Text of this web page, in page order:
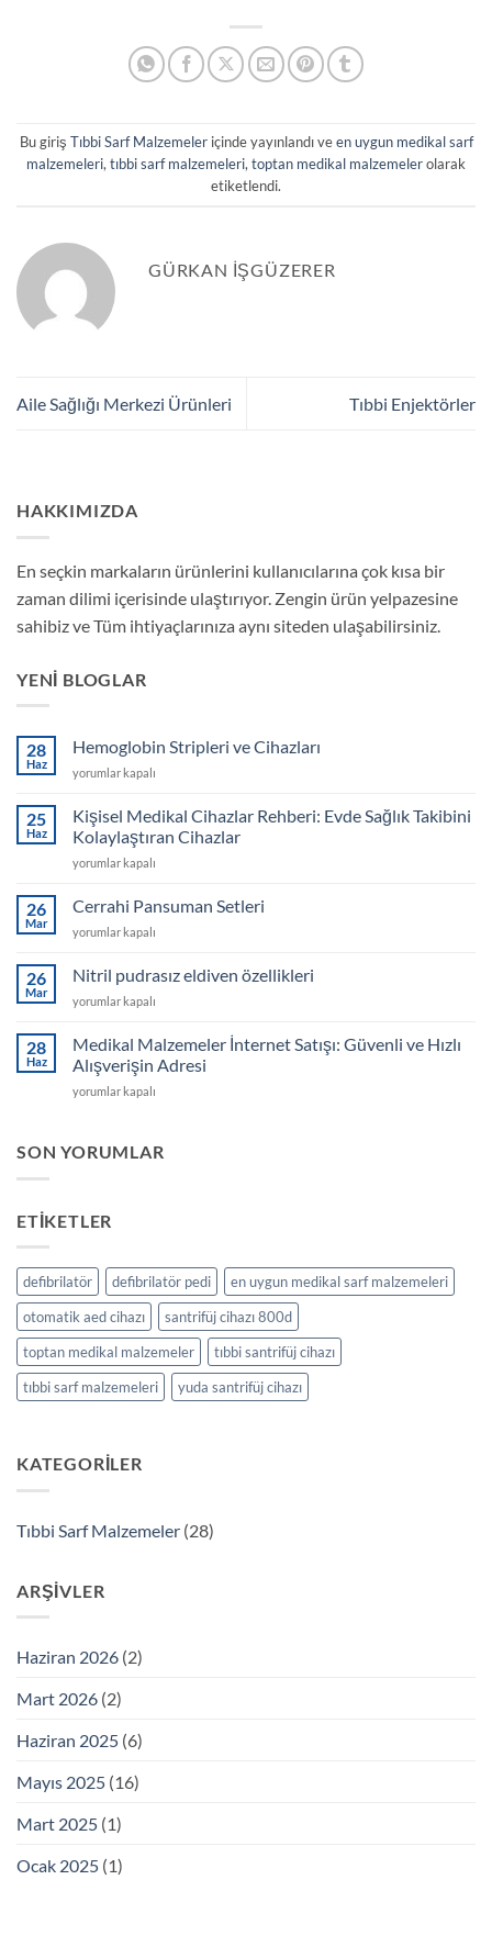
Bu giriş Tıbbi Sarf Malzemeleriçinde yayınlandı veen uygun medikal sarf
malzemeleri, tıbbi sarf malzemeleri, toptan medikal malzemelerolarak
etiketlendi.
GÜRKAN IŞGÜZERER
Aile Sağlığı Merkezi Ürünleri Tıbbi Enjektörler
HAKKIMIZDA
En seçkin markaların ürünlerini kullanıcılarına çok kısa bir
zaman dilimi içerisinde ulaştırıyor. Zengin ürün yelpazesine
sahibiz ve Tüm ihtiyaçlarınıza aynı siteden ulaşabilirsiniz.
YENI BLOGLAR
28
Haz
Hemoglobin Stripleri ve Cihazları
Hemoglobin
ve
Cihazları
için
yorumlar kapalı
25
Haz
Kişisel Medikal Cihazlar Rehberi: Evde Sağlık Takibini
Kolaylaştıran Cihazlar
Kişisel
Cihazlar
Evde
Takibini
Cihazlar
yorumlar kapalı
26
Mar
Cerrahi Pansuman Setleri
Cerrahi
Setleri
yorumlar kapalı
26
Mar
Nitril pudrasız eldiven özellikleri
Nitril
eldiven
için
yorumlar kapalı
28
Haz
Medikal Malzemeler İnternet Satışı: Güvenli ve Hızlı
Alışverişin Adresi
Medikal
Satışı:
Alışverişin
yorumlar kapalı
SON YORUMLAR
ETIKETLER
defibrilatör defibrilatör pedi
en uygun medikal sarf malzemeleri
otomatik aed cihazı
santrifüj cihazı 800d
toptan medikal malzemeler
tıbbi santrifüj cihazı
tıbbi sarf malzemeleri
yuda santrifüj cihazı
KATEGORILER
Tıbbi Sarf Malzemeler (28)
ARŞIVLER
Haziran 2026 (2)
Mart 2026 (2)
Haziran 2025 (6)
Mayıs 2025 (16)
Mart 2025 (1)
Ocak 2025 (1)